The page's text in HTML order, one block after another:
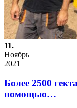
11.
Ноябрь
2021
Более 2500
помощью…